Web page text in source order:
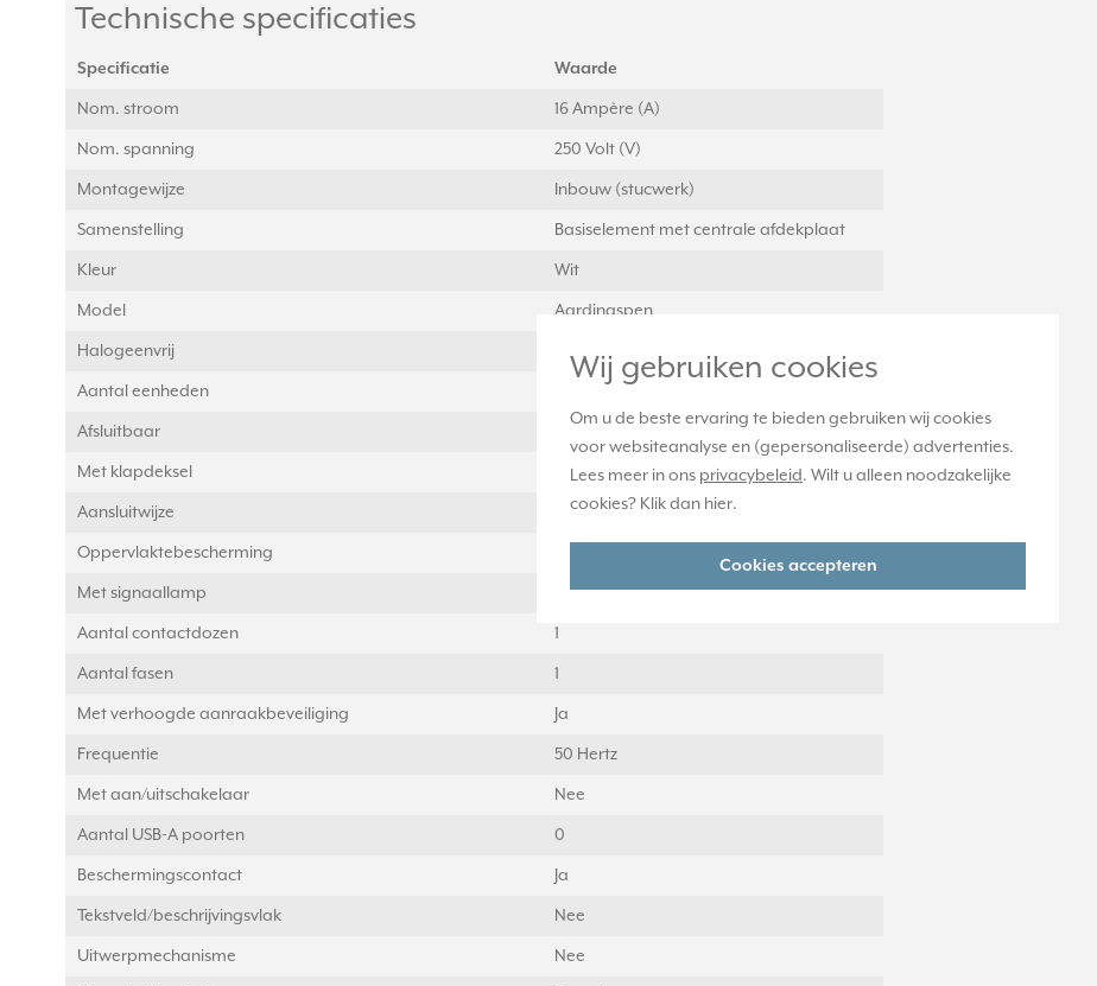
Wij gebruiken cookies
Om u de beste ervaring te bieden gebruiken wij cookies
voor websiteanalyse en (gepersonaliseerde) advertenties.
Lees meer in ons privacybeleid. Wilt u alleen noodzakelijke
cookies? Klik dan hier.
Cookies accepteren
Technische specificaties
Specificatie Waarde
Nom. stroom 16 Ampère (A)
Nom. spanning 250 Volt (V)
Montagewijze Inbouw (stucwerk)
Samenstelling Basiselement met centrale afdekplaat
Kleur Wit
Model Aardingspen
Halogeenvrij
Aantal eenheden
Afsluitbaar
Met klapdeksel Nee
Aansluitwijze Steekklem
Oppervlaktebescherming
Met signaallamp Nee
Aantal contactdozen 1
Aantal fasen 1
Met verhoogde aanraakbeveiliging Ja
Frequentie 50 Hertz
Met aan/uitschakelaar Nee
Aantal USB-A poorten 0
Beschermingscontact Ja
Tekstveld/beschrijvingsvlak Nee
Uitwerpmechanisme Nee